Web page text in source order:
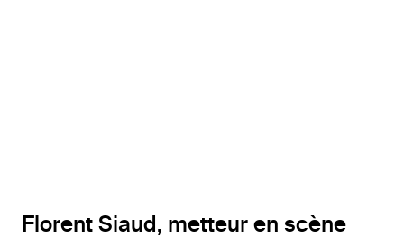
Florent Siaud, metteur en scène